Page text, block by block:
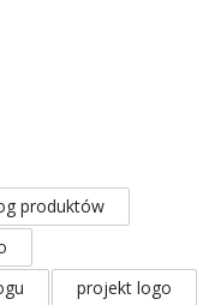
produktów
projekt logo